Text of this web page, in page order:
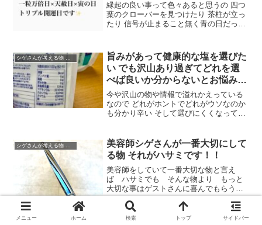
縁起の良い事って色々あると思うの 四つ
葉のクローバーを見つけたり 茶柱が立っ
たり 信号が止まること無く青の日だった
ヘアスタイルを決まれば気持ちもポジテ
ィブになり 行動...
シゲさんが考える物 事 人
旨みがあって健康的な塩を選びた
い でも沢山あり過ぎてどれを選
べば良いか分からないとお悩みな
方 スーパーで良質な塩を選びた
い時は 栄養成分表示の塩分相当
量の数値を見て下さい
今や沢山の物や情報で溢れかえっている
なので どれがホントでどれがウソなのか
も分かり辛い そして選びにくくなってい
ハッキリとお伝えしたいと思います ( 'ω')/
ﾊ...
美容師シゲさんが一番大切にして
る物 それがハサミです！！
美容師をしていて一番大切な物と言え
ば ハサミでも そんな物より もっと
大切な事はゲストさんに喜んでもらう
事 なんだよね大阪 心斎橋 四ツ橋
大丸心斎橋店からも程近い南船場美容室
manitoga(マニトガ）美容師をしてます
メニュー ホーム 検索 トップ サイドバー